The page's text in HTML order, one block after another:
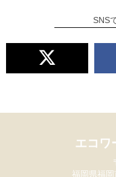
SNS
エコワ
福岡県福